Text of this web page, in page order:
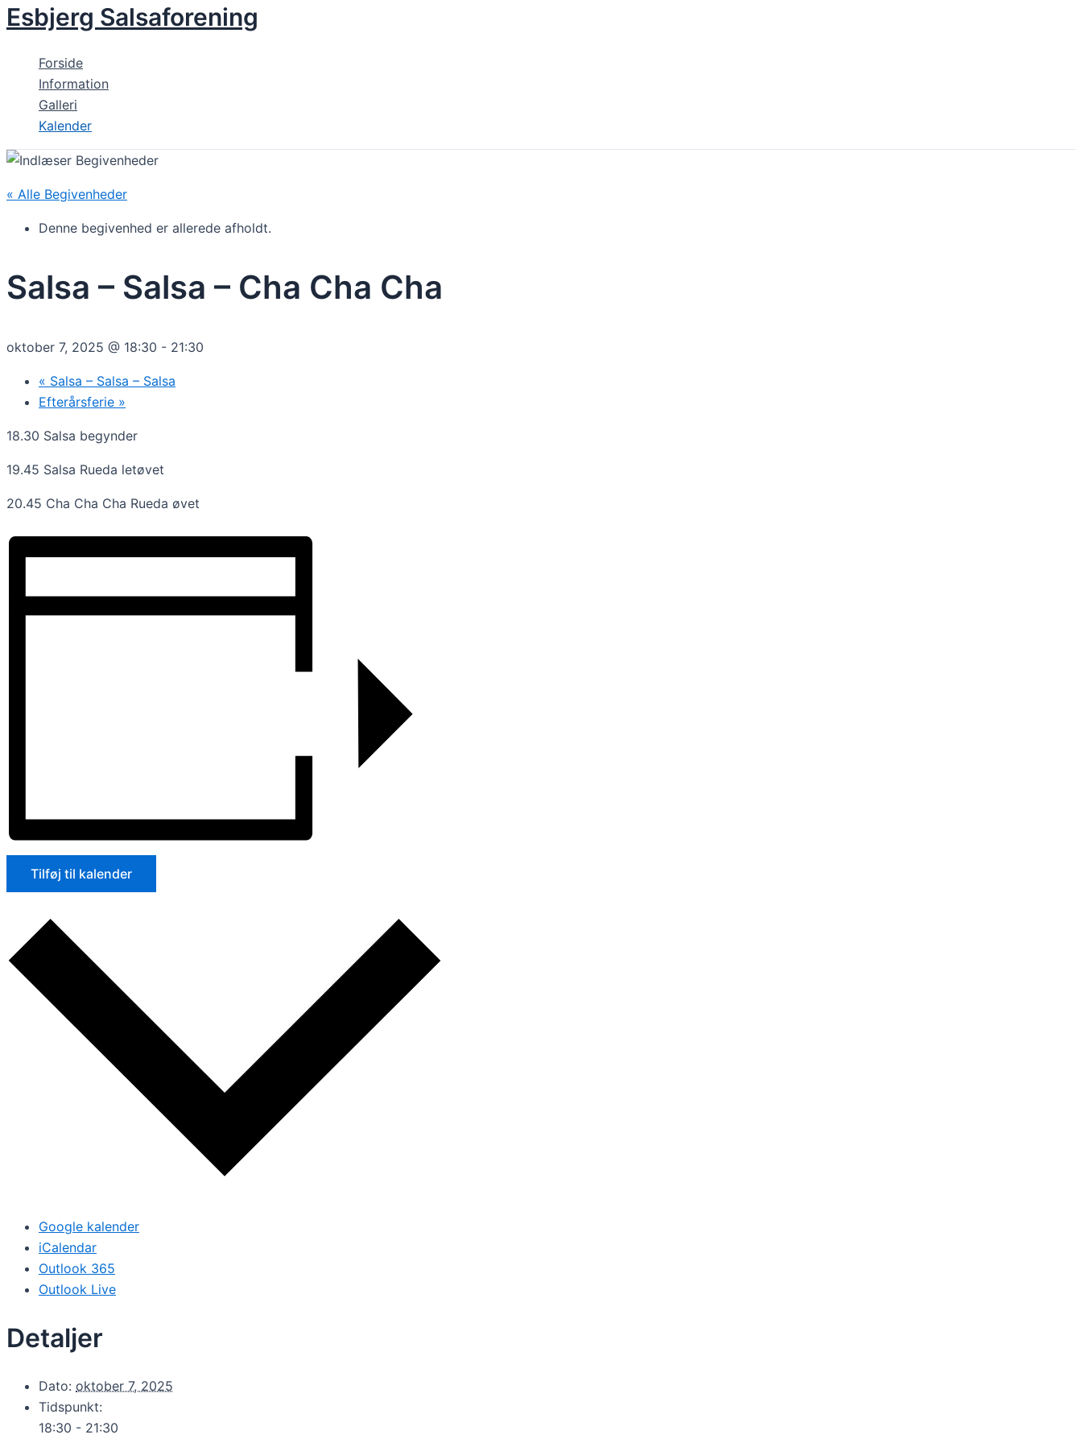
Gå
indholdet
Esbjerg Salsaforening
Forside
Information
Galleri
Kalender
« Alle Begivenheder
Denne begivenhed er allerede afholdt.
Salsa – Salsa – Cha Cha Cha
oktober 7, 2025 @ 18:30 - 21:30
« Salsa – Salsa – Salsa
Efterårsferie »
18.30 Salsa begynder
19.45 Salsa Rueda letøvet
20.45 Cha Cha Cha Rueda øvet
Tilføj til kalender
Google kalender
iCalendar
Outlook 365
Outlook Live
Detaljer
Dato: oktober 7, 2025
Tidspunkt:
18:30 - 21:30